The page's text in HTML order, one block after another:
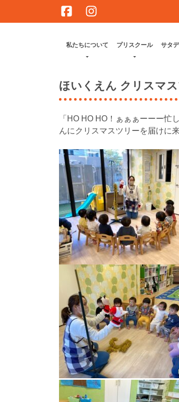
私たちについて プリスクール サタ
ほいくえん クリスマ
「HO HO HO！ぁぁぁーーー忙
んにクリスマスツリーを届けに